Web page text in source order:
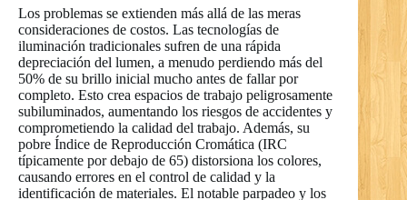
Los problemas se extienden más allá de las meras
consideraciones de costos. Las tecnologías de
iluminación tradicionales sufren de una rápida
depreciación del lumen, a menudo perdiendo más del
50% de su brillo inicial mucho antes de fallar por
completo. Esto crea espacios de trabajo peligrosamente
subiluminados, aumentando los riesgos de accidentes y
comprometiendo la calidad del trabajo. Además, su
pobre Índice de Reproducción Cromática (IRC
típicamente por debajo de 65) distorsiona los colores,
causando errores en el control de calidad y la
identificación de materiales. El notable parpadeo y los